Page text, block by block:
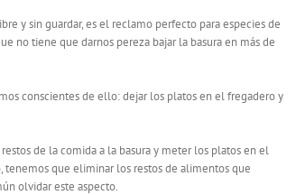
y sin guardar, es el reclamo perfecto para especies de
no tiene que darnos pereza bajar la basura en más de
conscientes de ello: dejar los platos en el fregadero y
restos de la comida a la basura y meter los platos en el
que eliminar los restos de alimentos que
olvidar este aspecto.